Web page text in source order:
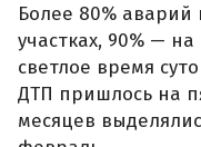
Более 80%
участках, 90% —
светлое время
ДТП пришлось на
месяцев